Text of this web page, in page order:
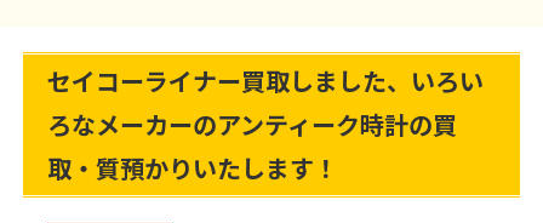
セイコーライナー買取しました、いろい
ろなメーカーのアンティーク時計の買
取・質預かりいたします！